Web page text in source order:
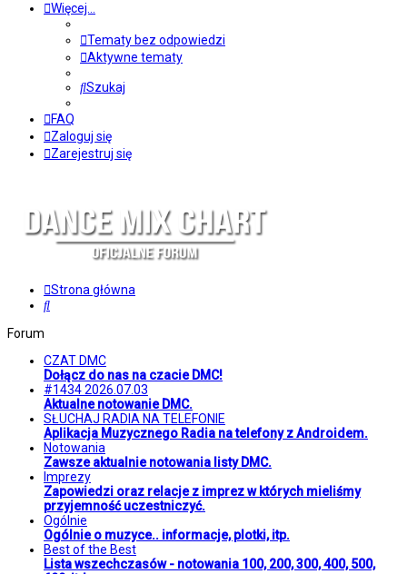
Więcej…
Tematy bez odpowiedzi
Aktywne tematy
Szukaj
FAQ
Zaloguj się
Zarejestruj się
Strona główna
Szukaj
Forum
CZAT DMC
Dołącz do nas na czacie DMC!
#1434 2026.07.03
Aktualne notowanie DMC.
SŁUCHAJ RADIA NA TELEFONIE
Aplikacja Muzycznego Radia na telefony z Androidem.
Notowania
Zawsze aktualnie notowania listy DMC.
Imprezy
Zapowiedzi oraz relacje z imprez w których mieliśmy
przyjemność uczestniczyć.
Ogólnie
Ogólnie o muzyce.. informacje, plotki, itp.
Best of the Best
Lista wszechczasów - notowania 100, 200, 300, 400, 500,